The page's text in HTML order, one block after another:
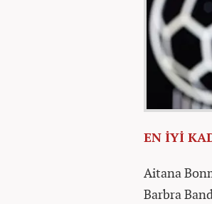
EN İYİ
Aitana
Barbra